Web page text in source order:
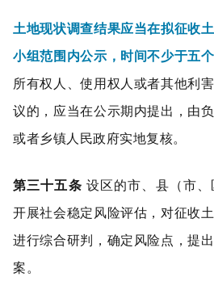
土地现状调查结果应当在拟征收
小组范围内公示，时间不少于五
所有权人、使用权人或者其他利
议的，应当在公示期内提出，由
或者乡镇人民政府实地复核。
第三十五条 设区的市、县（市
开展社会稳定风险评估，对征收
进行综合研判，确定风险点，提
案。